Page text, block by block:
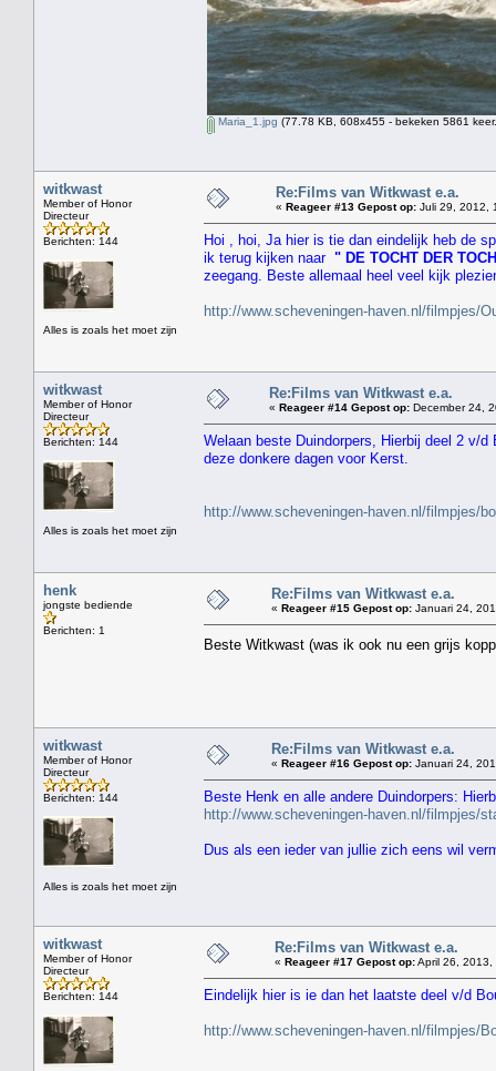
Maria_1.jpg (77.78 KB, 608x455 - bekeken 5861
witkwast
Member of Honor
Directeur
Berichten: 144
Alles is zoals het moet zijn
Re:Films van Witkwast e.a.
« Reageer #13 Gepost op: Juli 29, 2012,
Hoi , hoi, Ja hier is tie dan eindelijk heb de
ik terug kijken naar " DE TOCHT DER
zeegang. Beste allemaal heel veel kijk
http://www.scheveningen-haven.nl/filmpjes/
witkwast
Member of Honor
Directeur
Berichten: 144
Alles is zoals het moet zijn
Re:Films van Witkwast e.a.
« Reageer #14 Gepost op: December 24,
Welaan beste Duindorpers, Hierbij deel 2 v/
deze donkere dagen voor Kerst.
http://www.scheveningen-haven.nl/filmpjes/
henk
jongste bediende
Berichten: 1
Re:Films van Witkwast e.a.
« Reageer #15 Gepost op: Januari 24,
Beste Witkwast (was ik ook nu een grijs
witkwast
Member of Honor
Directeur
Berichten: 144
Alles is zoals het moet zijn
Re:Films van Witkwast e.a.
« Reageer #16 Gepost op: Januari 24,
Beste Henk en alle andere Duindorpers:
http://www.scheveningen-haven.nl/filmpjes/
Dus als een ieder van jullie zich eens wil
witkwast
Member of Honor
Directeur
Berichten: 144
Re:Films van Witkwast e.a.
« Reageer #17 Gepost op:April 26, 2013,
Eindelijk hier is ie dan het laatste deel v/d
http://www.scheveningen-haven.nl/filmpjes/